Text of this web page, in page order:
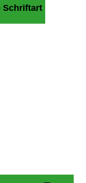
Schriftart